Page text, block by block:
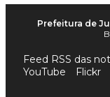
Prefeitura de
Feed RSS das
YouTube
Flickr